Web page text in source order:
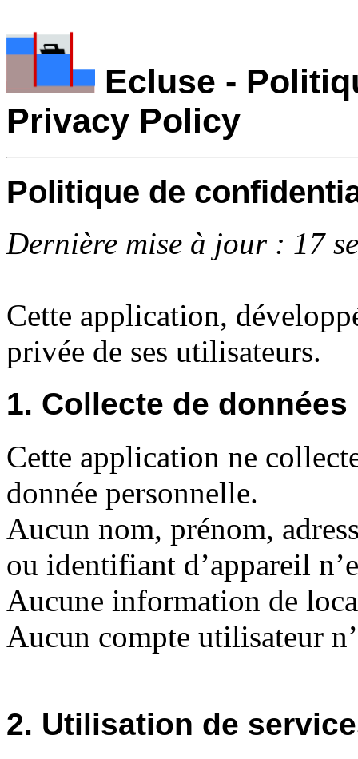
Ecluse -
Privacy Policy
Politique de
Dernière mise à jour : 17
Cette application,
privée de ses utilisateurs.
1. Collecte de
Cette application ne
donnée personnelle.
Aucun nom, prénom,
ou identifiant d’appareil
Aucune information de
Aucun compte utilisateur
2. Utilisation de